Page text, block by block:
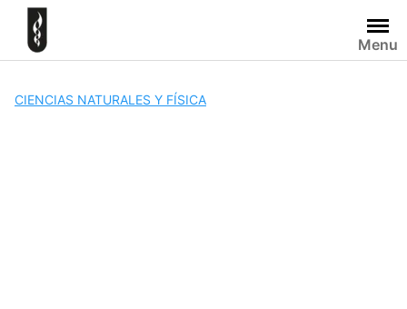
Skip
content
Menu
CIENCIAS NATURALES Y FÍSICA